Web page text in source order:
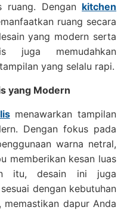
ruang. Dengan kitchen
ruang secara
yang modern serta
juga memudahkan
yang selalu rapi.
yang Modern
menawarkan tampilan
Dengan fokus pada
warna netral,
memberikan kesan luas
itu, desain ini juga
dengan kebutuhan
dapur Anda